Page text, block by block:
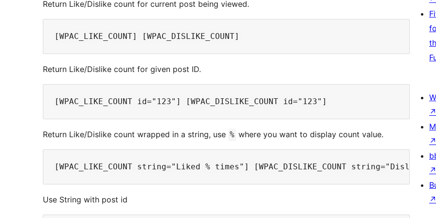
Return Like/Dislike count for current post being viewed.
Return Like/Dislike count for given post ID.
Return Like/Dislike count wrapped in a string, use % where you want to display count value.
Use String with post id
↗
↗
↗
↗